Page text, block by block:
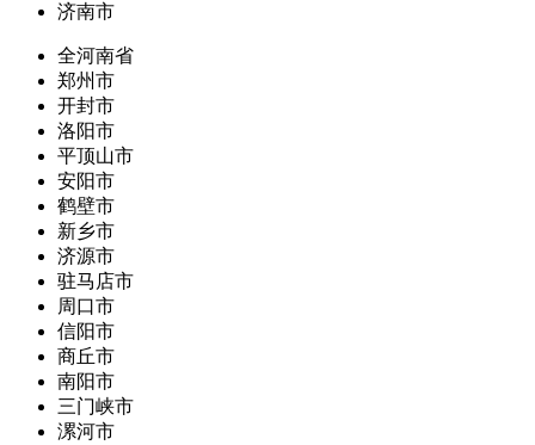
济南市
全河南省
郑州市
开封市
洛阳市
平顶山市
安阳市
鹤壁市
新乡市
济源市
驻马店市
周口市
信阳市
商丘市
南阳市
三门峡市
漯河市